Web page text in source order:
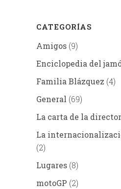
CATEGORÍAS
Amigos (9)
Enciclopedia del
Familia Blázquez (4)
General (69)
La carta de la
La
(2)
Lugares (8)
motoGP (2)